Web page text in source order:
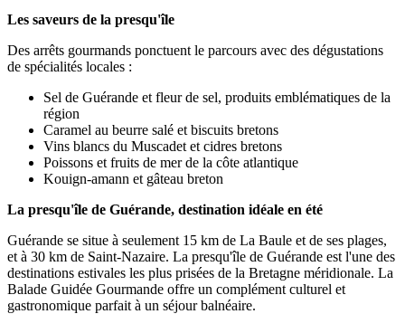
Les saveurs de la presqu'île
Des arrêts gourmands ponctuent le parcours avec des dégustations
de spécialités locales :
Sel de Guérande et fleur de sel, produits emblématiques de la
région
Caramel au beurre salé et biscuits bretons
Vins blancs du Muscadet et cidres bretons
Poissons et fruits de mer de la côte atlantique
Kouign-amann et gâteau breton
La presqu'île de Guérande, destination idéale en été
Guérande se situe à seulement 15 km de La Baule et de ses plages,
et à 30 km de Saint-Nazaire. La presqu'île de Guérande est l'une des
destinations estivales les plus prisées de la Bretagne méridionale. La
Balade Guidée Gourmande offre un complément culturel et
gastronomique parfait à un séjour balnéaire.